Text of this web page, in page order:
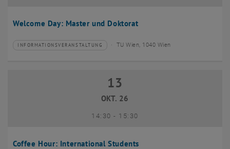
Welcome Day: Master und Doktorat
Veranstaltungstyp:
INFORMATIONSVERANSTALTUNG
Veranstaltungsort: TU Wien, 1040 Wien
Coffee Hour: International Students
13 Oktober 2026
13
OKT. 26
14:30- bis
15:30